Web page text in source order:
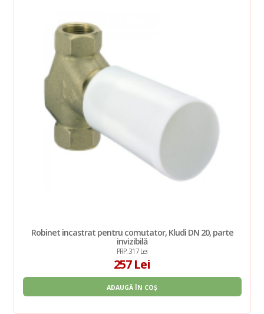
Robinet incastrat pentru comutator, Kludi DN 20, parte
invizibilă
PRP: 317 Lei
257 Lei
ADAUGĂ ÎN COȘ